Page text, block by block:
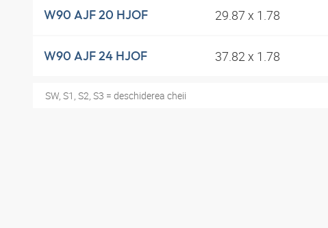
W90 AJF 20 HJOF 29.87 x 1.78
W90 AJF 24 HJOF 37.82 x 1.78
SW, S1, S2, S3 = deschiderea cheii